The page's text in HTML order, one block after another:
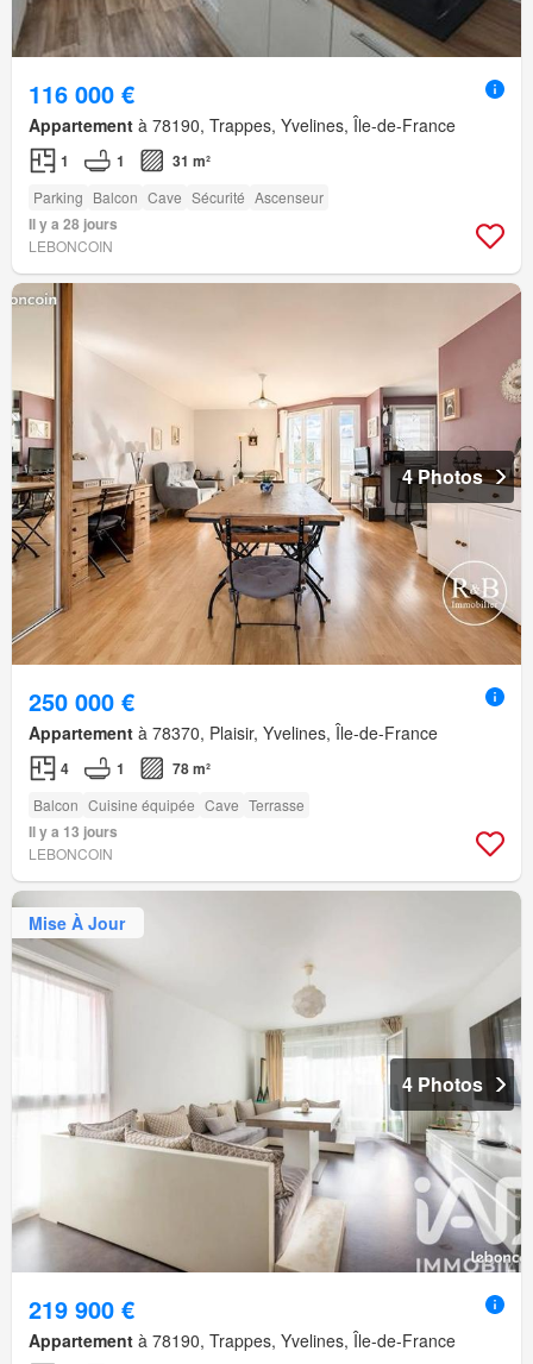
116 000 €
Appartement à 78190, Trappes, Yvelines, Île-de-France
1 1 31 m²
Parking Balcon Cave Sécurité Ascenseur
Il y a 28 jours
LEBONCOIN
4 Photos
250 000 €
Appartement à 78370, Plaisir, Yvelines, Île-de-France
4 1 78 m²
Balcon Cuisine équipée Cave Terrasse
Il y a 13 jours
LEBONCOIN
Mise À Jour
4 Photos
219 900 €
Appartement à 78190, Trappes, Yvelines, Île-de-France